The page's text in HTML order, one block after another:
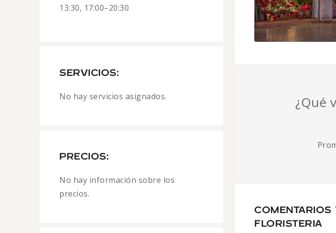
13:30, 17:00–20:30
SERVICIOS:
No hay servicios asignados.
PRECIOS:
No hay información sobre los
precios.
¿Qué
FLORISTERIA